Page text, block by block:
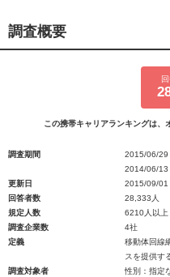
調査概要
この携帯キャリアランキングは、
調査期間
2015/06/29
2014/06/13
更新日
2015/09/01
回答者数
28,333人
規定人数
6210人以上
調査企業数
4社
定義
移動体回線
スを提供す
調査対象者
性別：指定